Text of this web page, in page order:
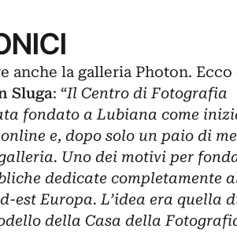
anche la galleria Photon. Ecco
Sluga: “Il Centro di Fotografia
fondato a Lubiana come
e, dopo solo un paio di
Uno dei motivi per
dedicate completamente
est Europa. L’idea era quella
della Casa della